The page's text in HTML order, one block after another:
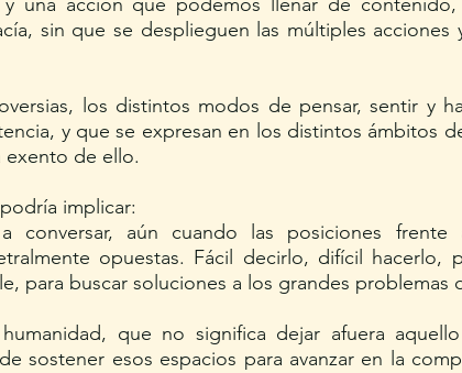
sin que se desplieguen las múltiples acciones
los distintos modos de pensar, sentir y
y que se expresan en los distintos ámbitos
de ello.
implicar:
conversar, aún cuando las posiciones frente
opuestas. Fácil decirlo, difícil hacerlo,
para buscar soluciones a los grandes problemas
que no significa dejar afuera
sostener esos espacios para avanzar en la